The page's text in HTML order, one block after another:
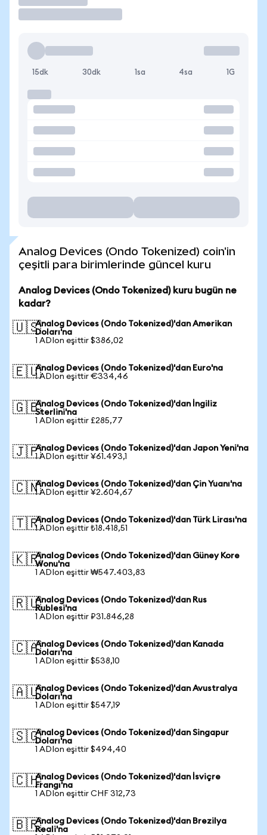
15dk 30dk 1sa 4sa 1G
Analog Devices (Ondo Tokenized) coin'in
çeşitli para birimlerinde güncel kuru
Analog Devices (Ondo Tokenized) kuru bugün ne
kadar?
🇺🇸Analog Devices (Ondo Tokenized)'dan Amerikan
Doları'na
1 ADIon eşittir $386,02
🇪🇺Analog Devices (Ondo Tokenized)'dan Euro'na
1 ADIon eşittir €334,46
🇬🇧Analog Devices (Ondo Tokenized)'dan İngiliz
Sterlini'na
1 ADIon eşittir £285,77
🇯🇵Analog Devices (Ondo Tokenized)'dan Japon Yeni'na
1 ADIon eşittir ¥61.493,1
🇨🇳Analog Devices (Ondo Tokenized)'dan Çin Yuanı'na
1 ADIon eşittir ¥2.604,67
🇹🇷Analog Devices (Ondo Tokenized)'dan Türk Lirası'na
1 ADIon eşittir ₺18.418,51
🇰🇷Analog Devices (Ondo Tokenized)'dan Güney Kore
Wonu'na
1 ADIon eşittir ₩547.403,83
🇷🇺Analog Devices (Ondo Tokenized)'dan Rus
Rublesi'na
1 ADIon eşittir ₽31.846,28
🇨🇦Analog Devices (Ondo Tokenized)'dan Kanada
Doları'na
1 ADIon eşittir $538,10
🇦🇺Analog Devices (Ondo Tokenized)'dan Avustralya
Doları'na
1 ADIon eşittir $547,19
🇸🇬Analog Devices (Ondo Tokenized)'dan Singapur
Doları'na
1 ADIon eşittir $494,40
🇨🇭Analog Devices (Ondo Tokenized)'dan İsviçre
Frangı'na
1 ADIon eşittir CHF 312,73
🇧🇷Analog Devices (Ondo Tokenized)'dan Brezilya
Reali'na